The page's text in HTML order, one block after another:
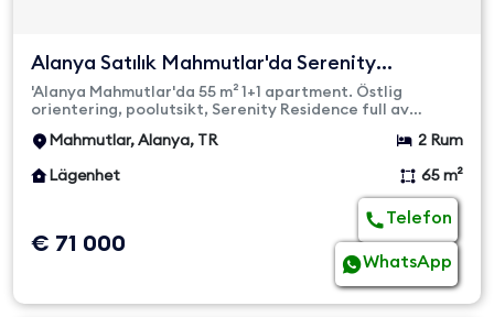
Alanya Satılık Mahmutlar'da Serenity
Residence | 1+1 Full Eş...
'Alanya Mahmutlar'da 55 m² 1+1 apartment. Östlig
orientering, poolutsikt, Serenity Residence full av
Mahmutlar, Alanya, TR
2 Rum
Lägenhet
65 m²
€ 71 000
Telefon
WhatsApp